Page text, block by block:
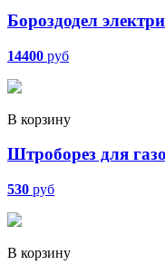
Бороздодел
14400 руб
В корзину
Штроборез для
530 руб
В корзину